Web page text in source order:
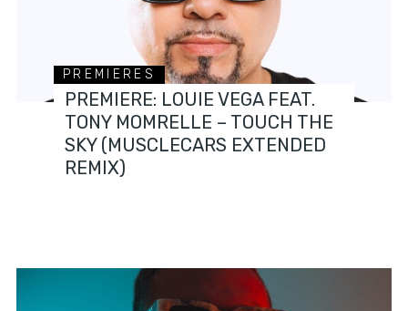
PREMIERES
PREMIERE: LOUIE VEGA FEAT.
TONY MOMRELLE – TOUCH THE
SKY (MUSCLECARS EXTENDED
REMIX)